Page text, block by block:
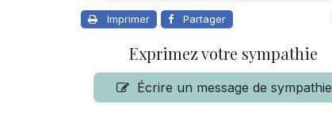
Imprimer Partager
Exprimez votre sympathie
Écrire un message de sympathie